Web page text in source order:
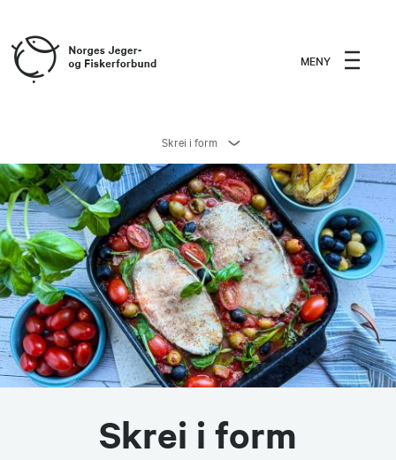
MENY
Skrei i form
Skrei i form